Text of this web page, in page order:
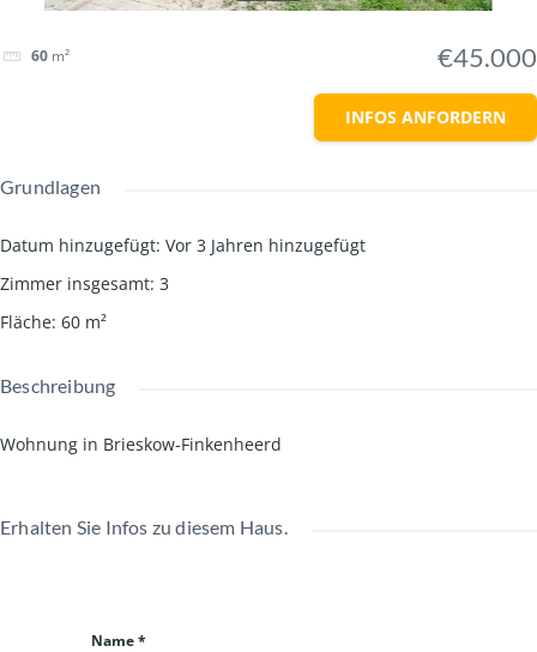
60 m² €45.000
INFOS ANFORDERN
Grundlagen
Datum hinzugefügt: Vor 3 Jahren hinzugefügt
Zimmer insgesamt: 3
Fläche: 60 m²
Beschreibung
Wohnung in Brieskow-Finkenheerd
Erhalten Sie Infos zu diesem Haus.
Name *